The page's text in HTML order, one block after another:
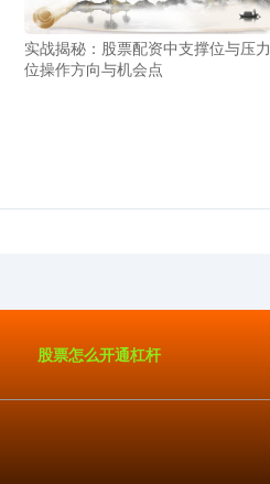
实战揭秘：股票配资中支撑位与压力
位操作方向与机会点
股票怎么开通杠杆